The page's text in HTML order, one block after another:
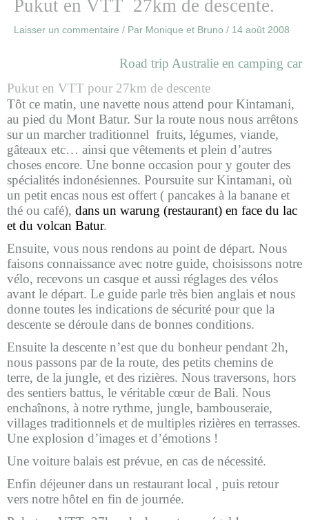
Pukut en VTT 27km de descente.
Laisser un commentaire / Par Monique et Bruno / 14 août 2008
Road trip Australie en camping car
Pukut en VTT pour 27km de descente
Tôt ce matin, une navette nous attend pour Kintamani,
au pied du Mont Batur. Sur la route nous nous arrêtons
sur un marcher traditionnel fruits, légumes, viande,
gâteaux etc… ainsi que vêtements et plein d’autres
choses encore. Une bonne occasion pour y gouter des
spécialités indonésiennes. Poursuite sur Kintamani, où
un petit encas nous est offert ( pancakes à la banane et
thé ou café), dans un warung (restaurant) en face du lac
et du volcan Batur.
Ensuite, vous nous rendons au point de départ. Nous
faisons connaissance avec notre guide, choisissons notre
vélo, recevons un casque et aussi réglages des vélos
avant le départ. Le guide parle très bien anglais et nous
donne toutes les indications de sécurité pour que la
descente se déroule dans de bonnes conditions.
Ensuite la descente n’est que du bonheur pendant 2h,
nous passons par de la route, des petits chemins de
terre, de la jungle, et des rizières. Nous traversons, hors
des sentiers battus, le véritable cœur de Bali. Nous
enchaînons, à notre rythme, jungle, bambouseraie,
villages traditionnels et de multiples rizières en terrasses.
Une explosion d’images et d’émotions !
Une voiture balais est prévue, en cas de nécessité.
Enfin déjeuner dans un restaurant local , puis retour
vers notre hôtel en fin de journée.